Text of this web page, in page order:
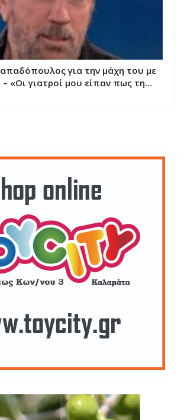
για την μάχη του με
– «Οι γιατροί μου είπαν πως τη…